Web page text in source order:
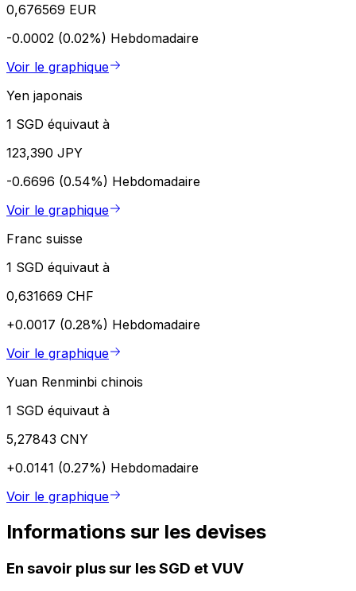
0,676569 EUR
-0.0002 (0.02%) Hebdomadaire
Voir le graphique
Yen japonais
1 SGD équivaut à
123,390 JPY
-0.6696 (0.54%) Hebdomadaire
Voir le graphique
Franc suisse
1 SGD équivaut à
0,631669 CHF
+0.0017 (0.28%) Hebdomadaire
Voir le graphique
Yuan Renminbi chinois
1 SGD équivaut à
5,27843 CNY
+0.0141 (0.27%) Hebdomadaire
Voir le graphique
Informations sur les devises
En savoir plus sur les SGD et VUV